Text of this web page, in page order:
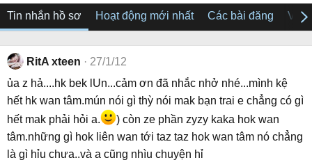
Tin nhắn hồ sơ Hoạt động mới nhất Các bài đăng Về
RitA xteen
27/1/12
ủa z hả....hk bek lUn...cảm ơn đã nhắc nhở nhé...mình kệ
hết hk wan tâm.mún nói gì thỳ nói mak bạn trai e chẳng có gì
hết mak phải hỏi a.
) còn ze phần zyzy kaka hok wan
tâm.những gì hok liên wan tới taz taz hok wan tâm nó chẳng
là gì hỉu chưa..và a cũng nhìu chuyện hỉ